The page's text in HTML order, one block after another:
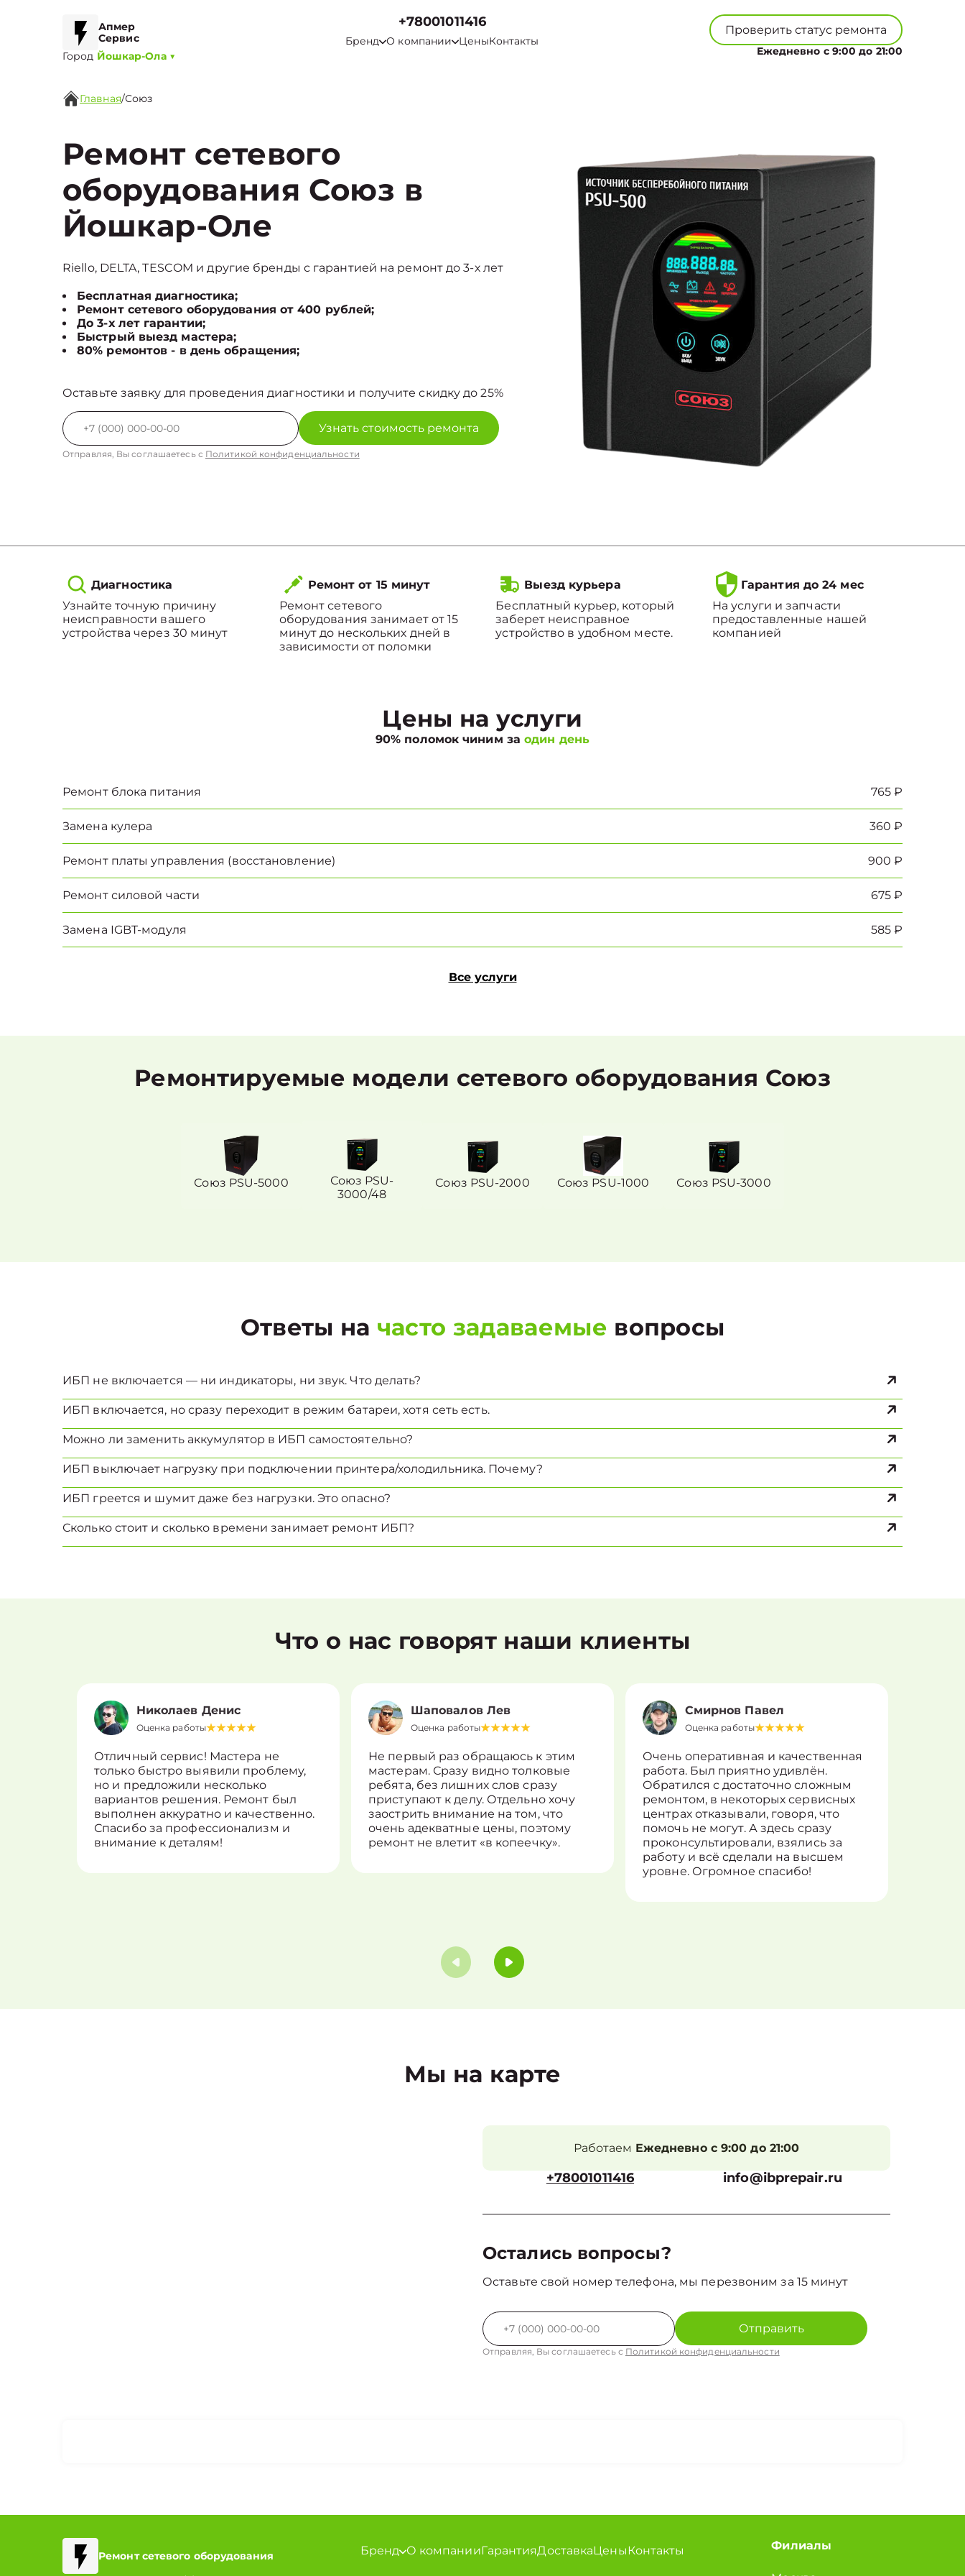
Апмер
Сервис
Город Йошкар-Ола ▼
+78001011416
Бренд О компании ЦеныКонтакты
Проверить статус ремонта
Ежедневно с 9:00 до 21:00
Главная/Союз
Ремонт сетевого
оборудования Союз в
Йошкар-Оле
Riello, DELTA, TESCOM и другие бренды с гарантией на ремонт до 3-х лет
Бесплатная диагностика;
Ремонт сетевого оборудования от 400 рублей;
До 3-х лет гарантии;
Быстрый выезд мастера;
80% ремонтов - в день обращения;
Оставьте заявку для проведения диагностики и получите скидку до 25%
Узнать стоимость ремонта
Отправляя, Вы соглашаетесь с Политикой конфиденциальности
Диагностика
Узнайте точную причину
неисправности вашего
устройства через 30 минут
Ремонт от 15 минут
Ремонт сетевого
оборудования занимает от 15
минут до нескольких дней в
зависимости от поломки
Выезд курьера
Бесплатный курьер, который
заберет неисправное
устройство в удобном месте.
Гарантия до 24 мес
На услуги и запчасти
предоставленные нашей
компанией
Цены на услуги
90% поломок чиним заодин день
Ремонт блока питания 765 ₽
Замена кулера 360 ₽
Ремонт платы управления (восстановление) 900 ₽
Ремонт силовой части 675 ₽
Замена IGBT-модуля 585 ₽
Все услуги
Ремонтируемые модели сетевого оборудования Союз
Союз PSU-5000
Союз PSU-
3000/48
Союз PSU-2000 Союз PSU-1000 Союз PSU-3000
Ответы на часто задаваемые вопросы
ИБП не включается — ни индикаторы, ни звук. Что делать?
ИБП включается, но сразу переходит в режим батареи, хотя сеть есть.
Можно ли заменить аккумулятор в ИБП самостоятельно?
ИБП выключает нагрузку при подключении принтера/холодильника. Почему?
ИБП греется и шумит даже без нагрузки. Это опасно?
Сколько стоит и сколько времени занимает ремонт ИБП?
Что о нас говорят наши клиенты
Николаев Денис
Оценка работы
Отличный сервис! Мастера не
только быстро выявили проблему,
но и предложили несколько
вариантов решения. Ремонт был
выполнен аккуратно и качественно.
Спасибо за профессионализм и
внимание к деталям!
Шаповалов Лев
Оценка работы
Не первый раз обращаюсь к этим
мастерам. Сразу видно толковые
ребята, без лишних слов сразу
приступают к делу. Отдельно хочу
заострить внимание на том, что
очень адекватные цены, поэтому
ремонт не влетит «в копеечку».
Смирнов Павел
Оценка работы
Очень оперативная и качественная
работа. Был приятно удивлён.
Обратился с достаточно сложным
ремонтом, в некоторых сервисных
центрах отказывали, говоря, что
помочь не могут. А здесь сразу
проконсультировали, взялись за
работу и всё сделали на высшем
уровне. Огромное спасибо!
Мы на карте
Работаем Ежедневно с 9:00 до 21:00
+78001011416 info@ibprepair.ru
Остались вопросы?
Оставьте свой номер телефона, мы перезвоним за 15 минут
Отправить
Отправляя, Вы соглашаетесь с Политикой конфиденциальности
Ремонт сетевого оборудования
Бренд О компанииГарантияДоставкаЦеныКонтакты Филиалы